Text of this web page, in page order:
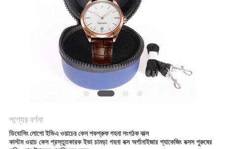
পণ্যের বর্ণনা
ডিবোসিং লোগো ইভিএ ওয়াচের কেস শকপ্রুফ গহনা সংগঠক বাক্স
কাস্টম ওয়াচ কেস প্রস্তুতকারক ইভা চামড়া গহনা বক্স অর্গানাইজার প্যাকেজিং বক্সস পুরুষের